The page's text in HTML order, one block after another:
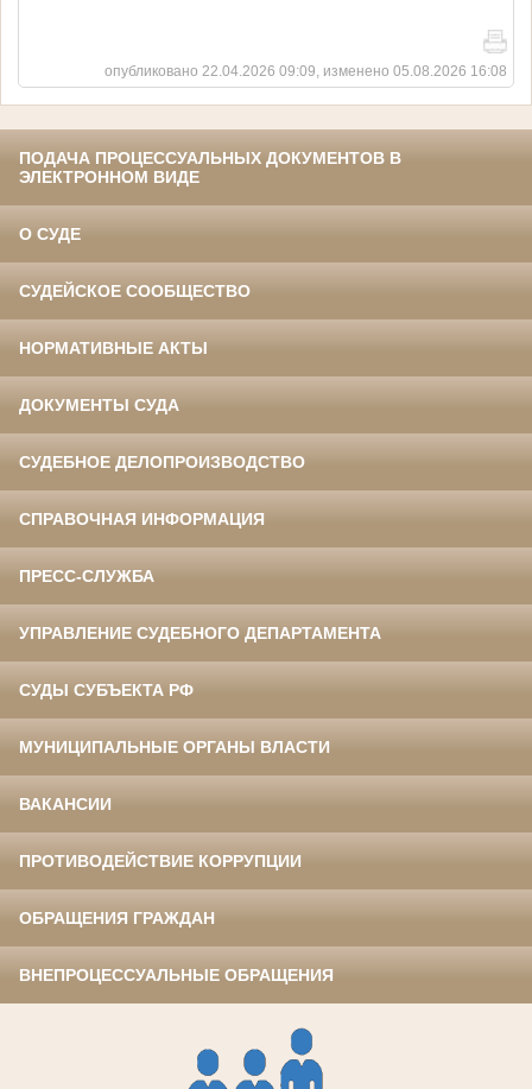
опубликовано 22.04.2026 09:09, изменено 05.08.2026 16:08
ПОДАЧА ПРОЦЕССУАЛЬНЫХ ДОКУМЕНТОВ В
ЭЛЕКТРОННОМ ВИДЕ
О СУДЕ
СУДЕЙСКОЕ СООБЩЕСТВО
НОРМАТИВНЫЕ АКТЫ
ДОКУМЕНТЫ СУДА
СУДЕБНОЕ ДЕЛОПРОИЗВОДСТВО
СПРАВОЧНАЯ ИНФОРМАЦИЯ
ПРЕСС-СЛУЖБА
УПРАВЛЕНИЕ СУДЕБНОГО ДЕПАРТАМЕНТА
СУДЫ СУБЪЕКТА РФ
МУНИЦИПАЛЬНЫЕ ОРГАНЫ ВЛАСТИ
ВАКАНСИИ
ПРОТИВОДЕЙСТВИЕ КОРРУПЦИИ
ОБРАЩЕНИЯ ГРАЖДАН
ВНЕПРОЦЕССУАЛЬНЫЕ ОБРАЩЕНИЯ